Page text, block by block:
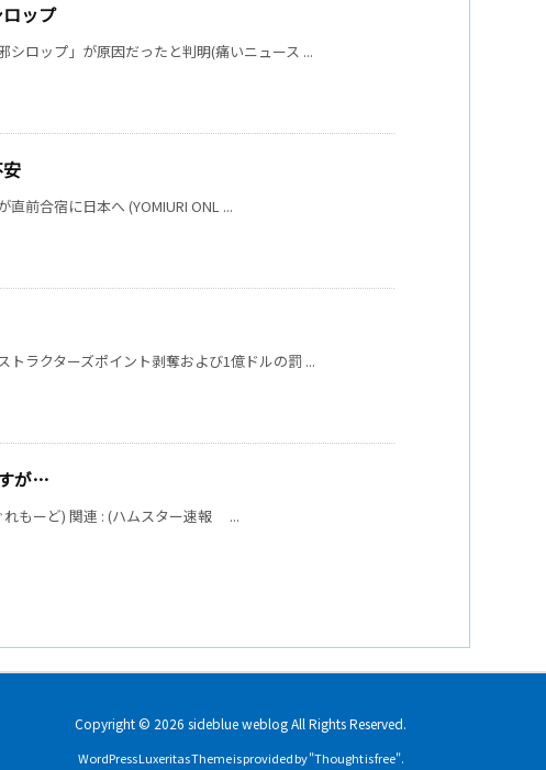
ップ
ロップ」が原因だったと判明(痛いニュース ...
前合宿に日本へ (YOMIURI ONL ...
ラクターズポイント剥奪および1億ドルの罰 ...
が…
もーど) 関連 : (ハムスター速報 ...
Copyright © 2026 sideblue weblogAll Rights Reserved.
WordPress Luxeritas Theme is provided by "Thought is free".